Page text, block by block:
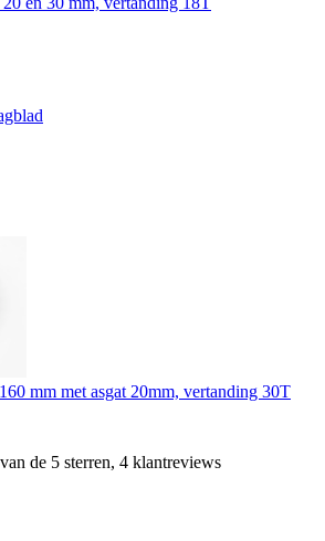
mm met asgat 20mm, vertanding 30T
de 5 sterren, 4 klantreviews